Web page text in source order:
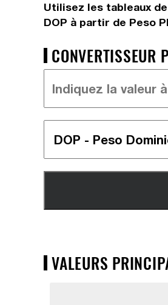
Utilisez les tableaux
DOP à partir de Peso
VALEURS